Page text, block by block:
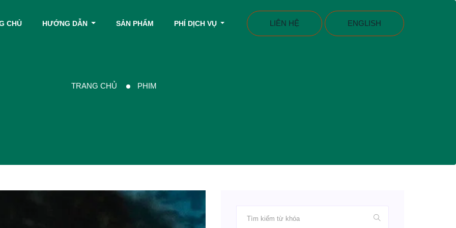
CHỦ HƯỚNG DẪN SẢN PHẨM PHÍ DỊCH VỤ LIÊN HỆ ENGLISH
TRANG CHỦ PHIM